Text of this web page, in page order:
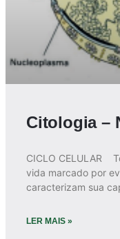
Citologia –
CICLO CELULAR
vida marcado por
caracterizam sua
LER MAIS »